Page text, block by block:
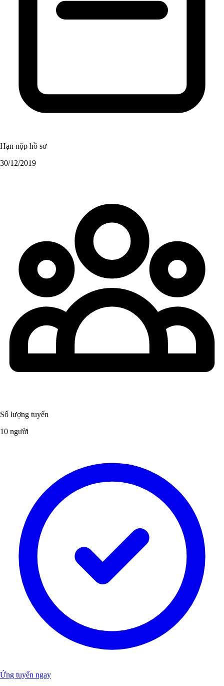
Hạn nộp hồ sơ
30/12/2019
Số lượng tuyển
10 người
Ứng tuyển ngay